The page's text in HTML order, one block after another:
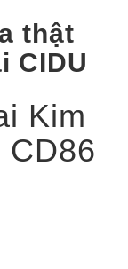
thật
CIDU
Kim
CD86